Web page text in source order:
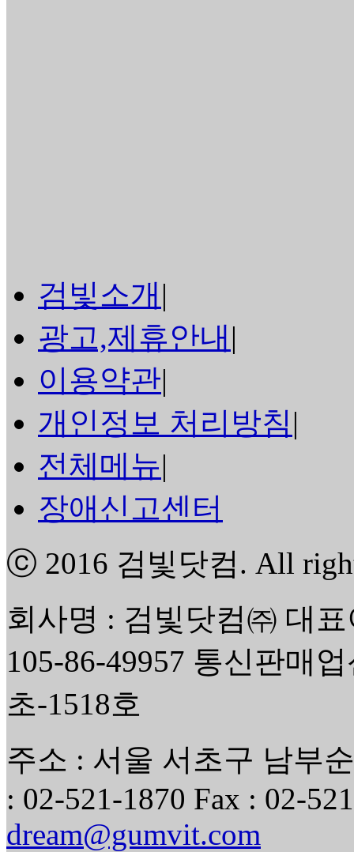
검빛소개|
광고,제휴안내|
이용약관|
개인정보 처리방침 |
전체메뉴|
장애신고센터
ⓒ 2016 검빛닷컴. All
회사명 : 검빛닷컴㈜ 대
105-86-49957 통신판매
초-1518호
주소 : 서울 서초구 남부
: 02-521-1870 Fax : 02-
dream@gumvit.com